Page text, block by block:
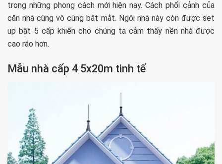
trong những phong cách mới hiện nay. Cách phối cảnh của
căn nhà cũng vô cùng bắt mắt. Ngôi nhà này còn được set
up bật 5 cấp khiến cho chúng ta cảm thấy nền nhà được
cao ráo hơn.
Mẫu nhà cấp 4 5x20m tinh tế